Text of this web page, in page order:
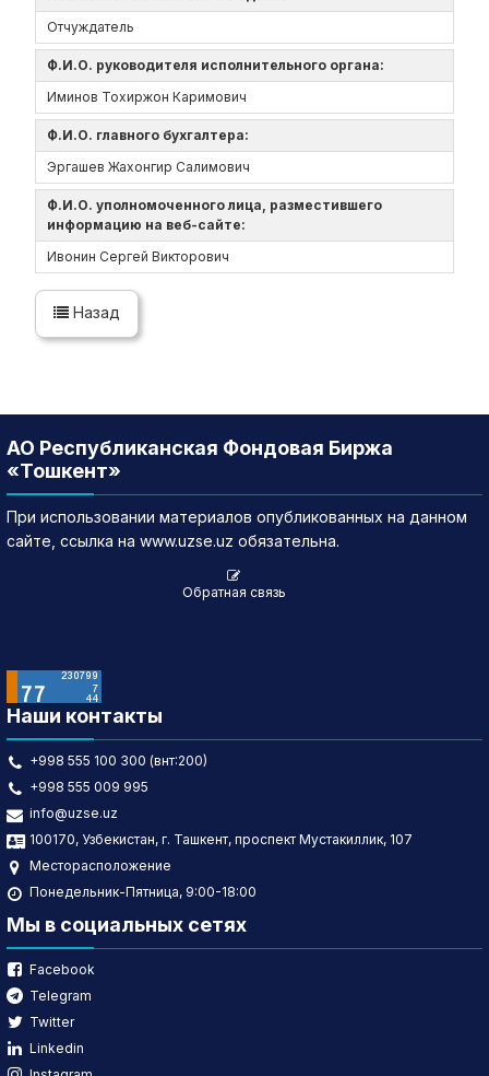
Отчуждатель
Ф.И.О. руководителя исполнительного органа:
Иминов Тохиржон Каримович
Ф.И.О. главного бухгалтера:
Эргашев Жахонгир Салимович
Ф.И.О. уполномоченного лица, разместившего
информацию на веб-сайте:
Ивонин Сергей Викторович
Назад
АО Республиканская Фондовая Биржа
«Тошкент»
При использовании материалов опубликованных на данном
сайте, ссылка на www.uzse.uz обязательна.
Обратная связь
Наши контакты
+998 555 100 300 (внт:200)
+998 555 009 995
info@uzse.uz
100170, Узбекистан, г. Ташкент, проспект Мустакиллик, 107
Месторасположение
Понедельник-Пятница, 9:00-18:00
Мы в социальных сетях
Facebook
Telegram
Twitter
Linkedin